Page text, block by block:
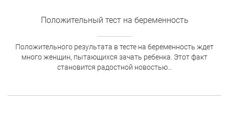
Положительный тест на беременность
Положительного результата в тесте на беременность ждет
много женщин, пытающихся зачать ребенка. Этот факт
становится радостной новостью…